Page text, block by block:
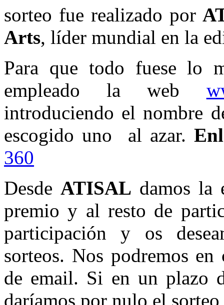
sorteo fue realizado por
Arts, líder mundial en la
Para que todo fuese lo
empleado la web
introduciendo el nombre
escogido uno al azar.
360
Desde ATISAL damos la
premio y al resto de
participación y os
sorteos. Nos podremos
de email. Si en un plazo
daríamos por nulo el